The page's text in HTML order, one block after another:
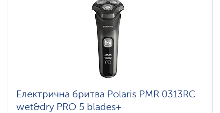
Електрична бритва Polaris PMR 0313RC
wet&dry PRO 5 blades+